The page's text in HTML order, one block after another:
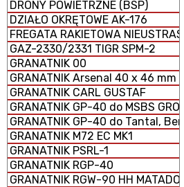
DRONY POWIETRZNE (BSP)
DZIAŁO OKRĘTOWE AK-176
FREGATA RAKIETOWA
GAZ-2330/2331 TIGR SPM-2
GRANATNIK 00
GRANATNIK Arsenal 40 x 46 mm
GRANATNIK CARL GUSTAF
GRANATNIK GP-40 do MSBS GROT
GRANATNIK GP-40 do Tantal,
GRANATNIK M72 EC MK1
GRANATNIK PSRL-1
GRANATNIK RGP-40
GRANATNIK RGW-90 HH MATADOR